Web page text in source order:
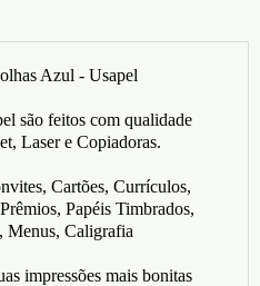
Azul - Usapel
são feitos com qualidade
Laser e Copiadoras.
Cartões, Currículos,
Papéis Timbrados,
Menus, Caligrafia
impressões mais bonitas